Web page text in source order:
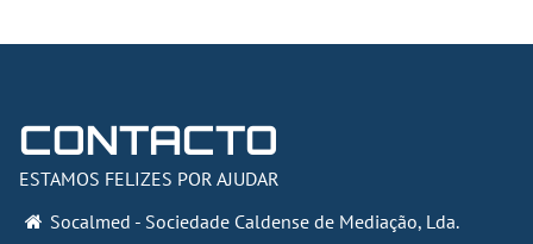
CONTACTO
ESTAMOS FELIZES POR AJUDAR
Socalmed - Sociedade Caldense de Mediação, Lda.